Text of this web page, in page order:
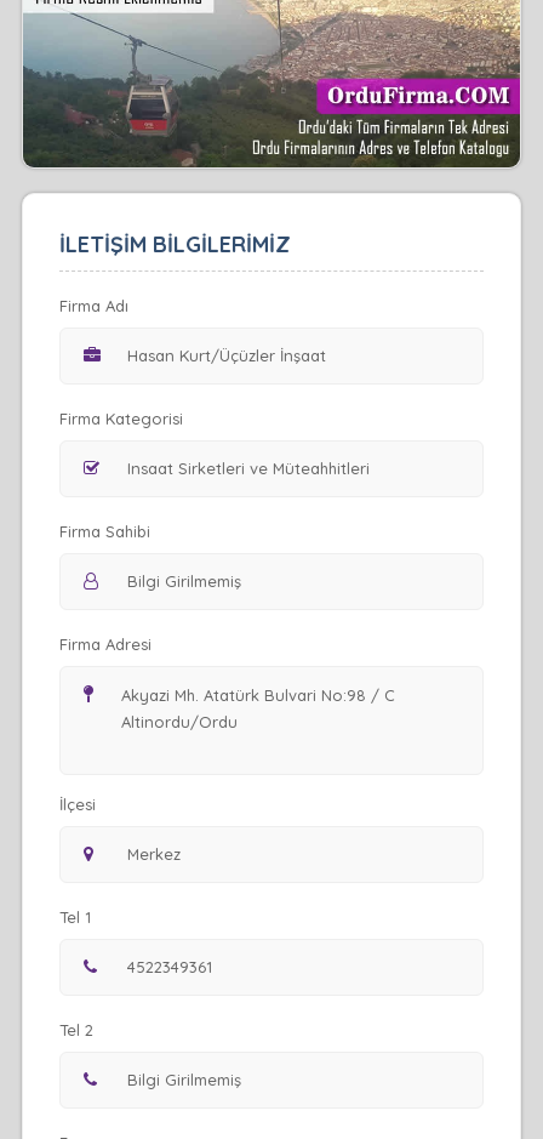
İLETİŞİM BİLGİLERİMİZ
Firma Adı
Firma Kategorisi
Firma Sahibi
Firma Adresi
İlçesi
Tel 1
Tel 2